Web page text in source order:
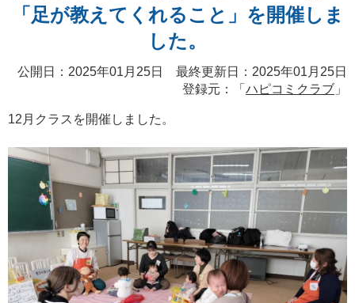
「足が教えてくれること」を開催しま
した。
公開日：2025年01月25日 最終更新日：2025年01月25日
登録元：「 ハピコミクラブ 」
12月クラスを開催しました。